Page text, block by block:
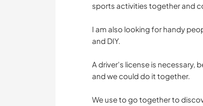
sports activities together and
I am also looking for handy
and DIY.
A driver's license is necessary,
and we could do it together.
We use to go together to